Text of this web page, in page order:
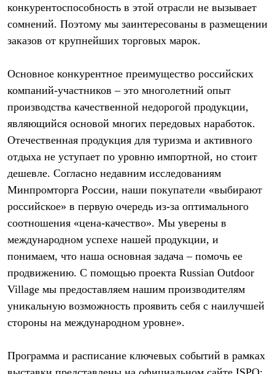
Перчатки
Носки
Полезные аксессуары
Шевроны
Опушки
Термоковрики
Уход за одеждой
В Арктику
Коллекции
PEAK
ЗА ПОЛЯРНЫМ КРУГОМ
BASK kids
CITY
BASK juno
ИДЁМ В ПОХОД
Дневник капитана
Каталог дилеров
Баск сегодня
История
Отцы основатели
Производство
Баск в вашем городе
Контроль качества
Сотрудничество
конкурентоспособность в этой отрасли не вызывает
сомнений. Поэтому мы заинтересованы в размещении
заказов от крупнейших торговых марок.
Основное конкурентное преимущество российских
компаний-участников – это многолетний опыт
производства качественной недорогой продукции,
являющийся основой многих передовых наработок.
Отечественная продукция для туризма и активного
отдыха не уступает по уровню импортной, но стоит
дешевле. Согласно недавним исследованиям
Минпромторга России, наши покупатели «выбирают
российское» в первую очередь из-за оптимального
соотношения «цена-качество». Мы уверены в
международном успехе нашей продукции, и
понимаем, что наша основная задача – помочь ее
продвижению. С помощью проекта Russian Outdoor
Village мы предоставляем нашим производителям
уникальную возможность проявить себя с наилучшей
стороны на международном уровне».
Программа и расписание ключевых событий в рамках